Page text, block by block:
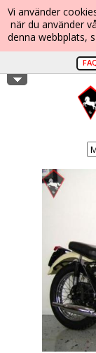
Vi använder
när du använder
denna webbplats,